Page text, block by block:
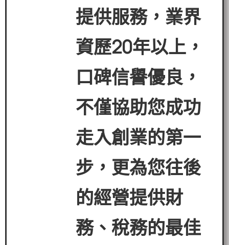
提供服務，業界
資歷20年以上，
口碑信譽優良，
不僅協助您成功
走入創業的第一
步，更為您往後
的經營提供財
務、稅務的最佳